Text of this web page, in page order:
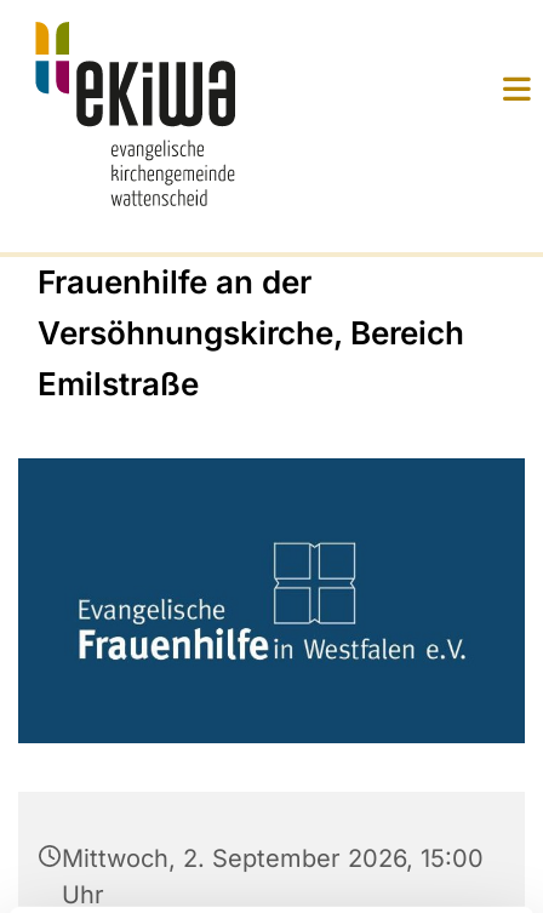
Frauenhilfe an der
Versöhnungskirche, Bereich
Emilstraße
Mittwoch, 2. September 2026, 15:00
Uhr